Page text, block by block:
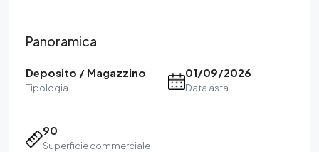
Panoramica
Deposito / Magazzino
Tipologia
01/09/2026
Data asta
90
Superficie commerciale